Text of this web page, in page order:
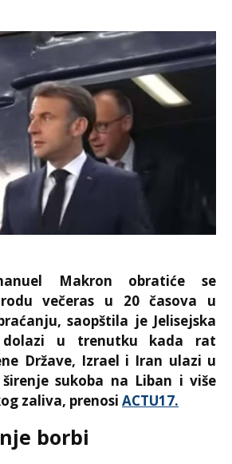
Makron obratiće se
večeras u 20 časova u
saopštila je Jelisejska
u trenutku kada rat
Države, Izrael i Iran ulazi u
sukoba na Liban i više
zaliva, prenosi ACTU17.
borbi